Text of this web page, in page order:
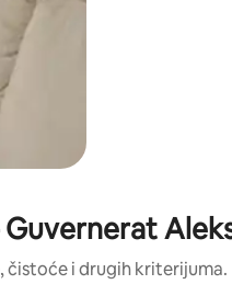
čistoće i drugih kriterijuma.